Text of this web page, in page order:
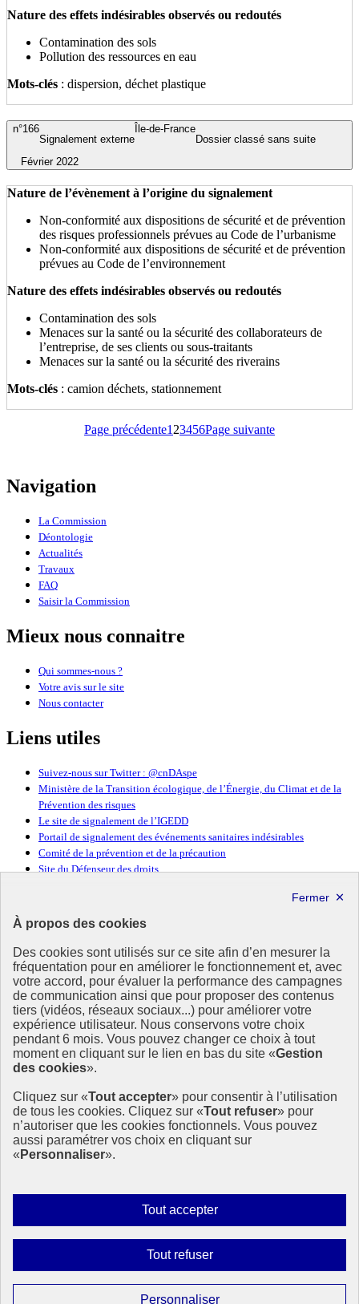
Nature des effets indésirables observés ou redoutés
Contamination des sols
Pollution des ressources en eau
Mots-clés : dispersion, déchet plastique
Février 2022
Dossier classé sans suite
Île-de-France
Signalement externe
n°166
Nature de l’évènement à l’origine du signalement
Non-conformité aux dispositions de sécurité et de prévention
des risques professionnels prévues au Code de l’urbanisme
Non-conformité aux dispositions de sécurité et de prévention
prévues au Code de l’environnement
Nature des effets indésirables observés ou redoutés
Contamination des sols
Menaces sur la santé ou la sécurité des collaborateurs de
l’entreprise, de ses clients ou sous-traitants
Menaces sur la santé ou la sécurité des riverains
Mots-clés : camion déchets, stationnement
Page précédentePage
1 2Page
3Page
4Page
5Page
6Page suivante
Navigation
La Commission
Déontologie
Actualités
Travaux
FAQ
Saisir la Commission
Mieux nous connaitre
Qui sommes-nous ?
Votre avis sur le site
Nous contacter
Liens utiles
Suivez-nous sur Twitter : @cnDAspe
Ministère de la Transition écologique, de l’Énergie, du Climat et de la
Prévention des risques
Le site de signalement de l’IGEDD
Portail de signalement des événements sanitaires indésirables
Comité de la prévention et de la précaution
Site du Défenseur des droits
Déontologie
et Alertes
en santé publique
et environnement
La cnDAspe est une institution indépendante œuvrant à renforcer la
environnement.
info.gouv.fr - ouvre une nouvelle fenêtre
service-public.fr- ouvre une nouvelle fenêtre
legifrance.gouv.fr
- ouvre une nouvelle fenêtre
Plan du site
Accessibilité : non conforme
Données personnelles
Sauf mention contraire, tous les textes de ce site sont sous
À propos des cookies
Des cookies sont utilisés sur ce site afin d’en mesurer la
fréquentation pour en améliorer le fonctionnement et, avec
votre accord, pour évaluer la performance des campagnes
de communication ainsi que pour proposer des contenus
tiers (vidéos, réseaux sociaux...) pour améliorer votre
expérience utilisateur. Nous conservons votre choix
pendant 6 mois. Vous pouvez changer ce choix à tout
moment en cliquant sur le lien en bas du site «Gestion
des cookies».
Cliquez sur «Tout accepter» pour consentir à l’utilisation
de tous les cookies. Cliquez sur «Tout refuser» pour
n’autoriser que les cookies fonctionnels. Vous pouvez
aussi paramétrer vos choix en cliquant sur
« Personnaliser».
Tout accepterAutoriser
tous
Tout refuserInterdire
tous
PersonnaliserParamétrer